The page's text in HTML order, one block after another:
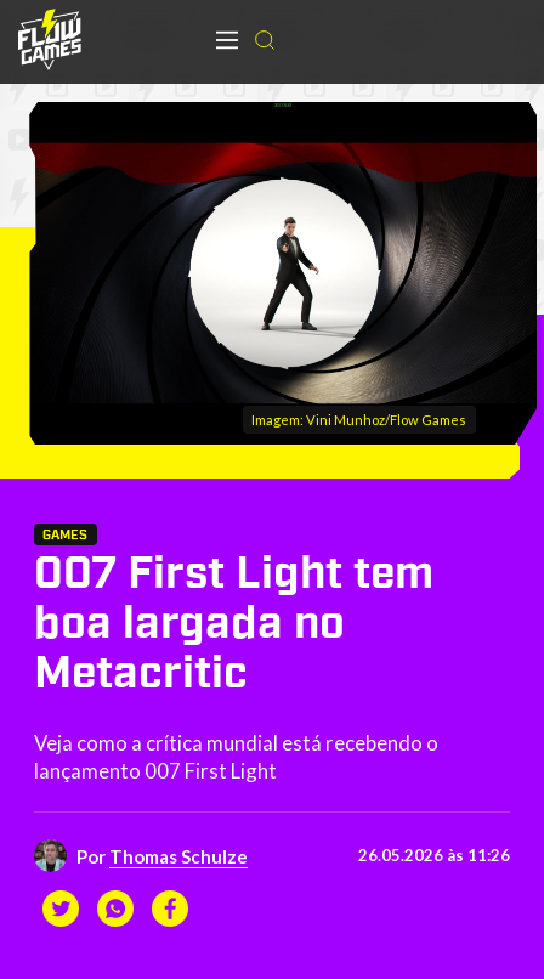
Imagem: Vini Munhoz/Flow Games
GAMES
007 First Light tem
boa largada no
Metacritic
Veja como a crítica mundial está recebendo o
lançamento 007 First Light
Por Thomas Schulze 26.05.2026 às 11:26